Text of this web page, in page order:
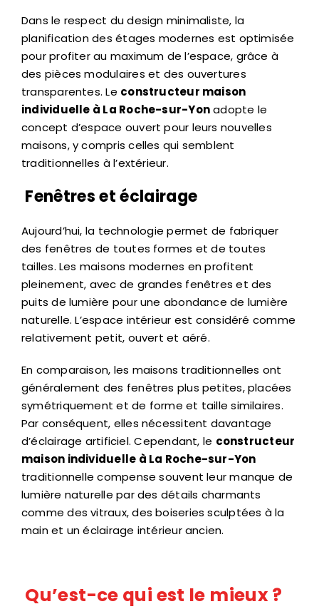
Dans le respect du design minimaliste, la
planification des étages modernes est optimisée
pour profiter au maximum de l’espace, grâce à
des pièces modulaires et des ouvertures
transparentes. Le constructeur maison
individuelle à La Roche-sur-Yonadopte le
concept d’espace ouvert pour leurs nouvelles
maisons, y compris celles qui semblent
traditionnelles à l’extérieur.
Fenêtres et éclairage
Aujourd’hui, la technologie permet de fabriquer
des fenêtres de toutes formes et de toutes
tailles. Les maisons modernes en profitent
pleinement, avec de grandes fenêtres et des
puits de lumière pour une abondance de lumière
naturelle. L’espace intérieur est considéré comme
relativement petit, ouvert et aéré.
En comparaison, les maisons traditionnelles ont
généralement des fenêtres plus petites, placées
symétriquement et de forme et taille similaires.
Par conséquent, elles nécessitent davantage
d’éclairage artificiel. Cependant, le constructeur
maison individuelle à La Roche-sur-Yon
traditionnelle compense souvent leur manque de
lumière naturelle par des détails charmants
comme des vitraux, des boiseries sculptées à la
main et un éclairage intérieur ancien.
Qu’est-ce qui est le mieux ?